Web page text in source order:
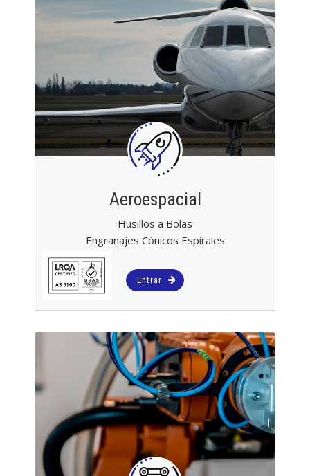
Aeroespacial
Husillos a Bolas
Engranajes Cónicos Espirales
Entrar